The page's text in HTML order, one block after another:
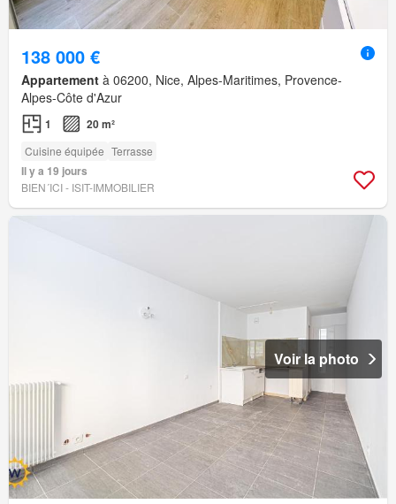
138 000 €
Appartement à 06200, Nice, Alpes-Maritimes, Provence-
Alpes-Côte d'Azur
1 20 m²
Cuisine équipée Terrasse
Il y a 19 jours
BIEN´ICI - ISIT-IMMOBILIER
Voir la photo